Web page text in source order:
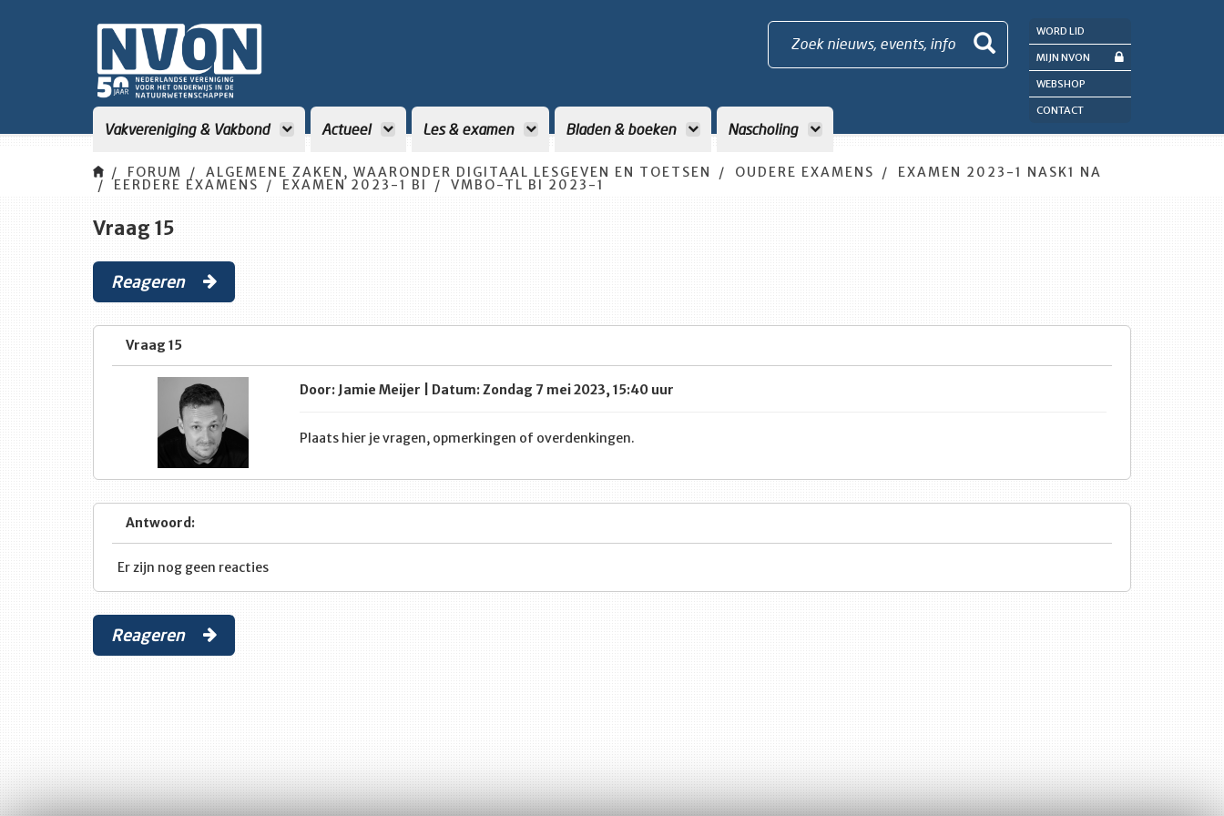
Zoek nieuws, events, info
Vakvereniging & Vakbond Actueel Les & examen Bladen & boeken Nascholing
WORD LID
MIJN NVON
WEBSHOP
CONTACT
FORUM ALGEMENE ZAKEN, WAARONDER DIGITAAL LESGEVEN EN TOETSEN OUDERE EXAMENS EXAMEN 2023-1 NASK1 NA
EERDERE EXAMENS EXAMEN 2023-1 BI VMBO-TL BI 2023-1
Vraag 15
Reageren
Vraag 15
Door: Jamie Meijer | Datum: Zondag 7 mei 2023, 15:40 uur
Plaats hier je vragen, opmerkingen of overdenkingen.
Antwoord:
Er zijn nog geen reacties
Reageren